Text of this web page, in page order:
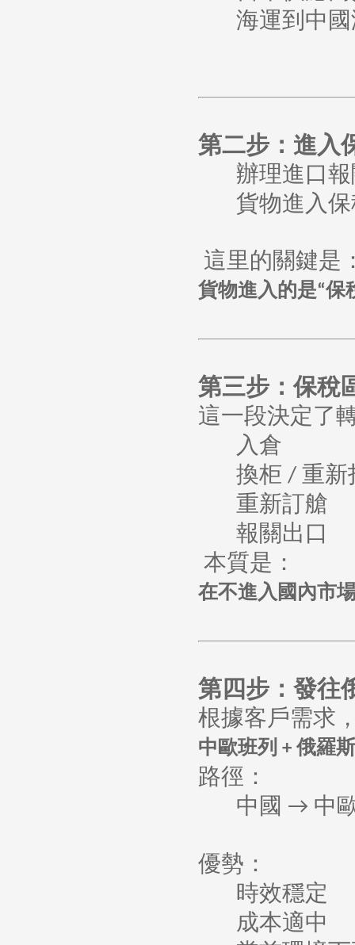
海運到中
第二步：進入
辦理進口
貨物進入
這里的關鍵是
貨物進入的是“保
第三步：保稅
這一段決定了
入倉
換柜 / 重新
重新訂艙
報關出口
本質是：
在不進入國內市
第四步：發往
根據客戶需求
中歐班列 + 俄羅
路徑：
中國 → 中
優勢：
時效穩定
成本適中